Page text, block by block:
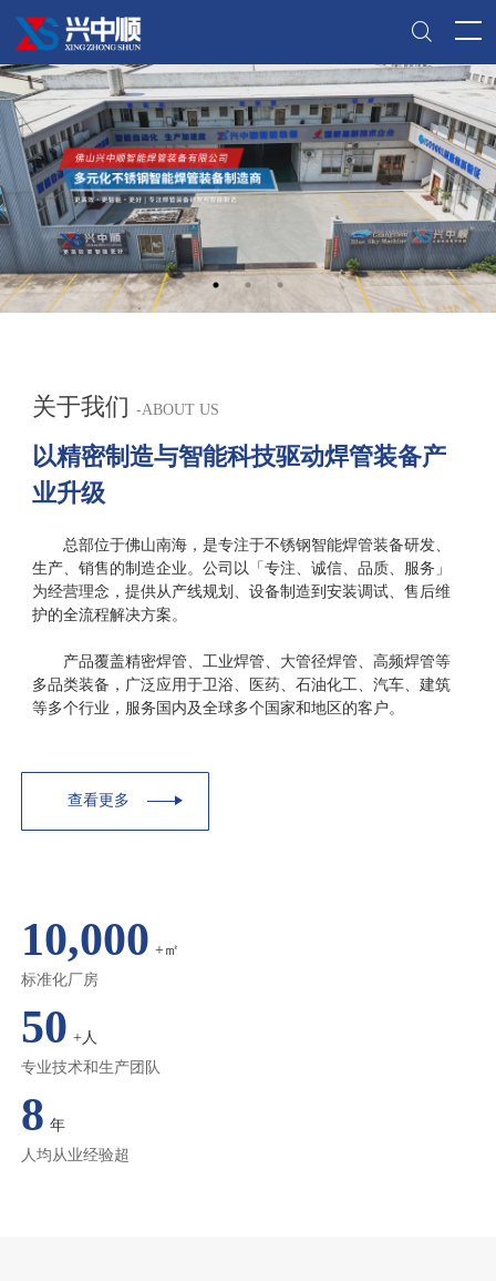
关于我们-ABOUT US
以精密制造与智能科技驱动焊管装备产
业升级
总部位于佛山南海，是专注于不锈钢智能焊管装备研发、
生产、销售的制造企业。公司以「专注、诚信、品质、服务」
为经营理念，提供从产线规划、设备制造到安装调试、售后维
护的全流程解决方案。
产品覆盖精密焊管、工业焊管、大管径焊管、高频焊管等
多品类装备，广泛应用于卫浴、医药、石油化工、汽车、建筑
等多个行业，服务国内及全球多个国家和地区的客户。
查看更多
10,000 +㎡
标准化厂房
50 +人
专业技术和生产团队
8 年
人均从业经验超